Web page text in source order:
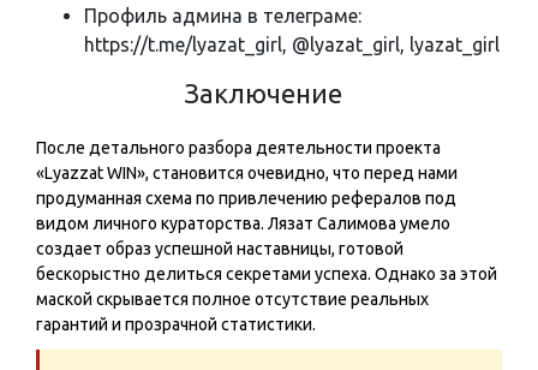
Профиль админа в телеграме:
https://t.me/lyazat_girl, @lyazat_girl, lyazat_girl
Заключение
После детального разбора деятельности проекта
«Lyazzat WIN», становится очевидно, что перед нами
продуманная схема по привлечению рефералов под
видом личного кураторства. Лязат Салимова умело
создает образ успешной наставницы, готовой
бескорыстно делиться секретами успеха. Однако за этой
маской скрывается полное отсутствие реальных
гарантий и прозрачной статистики.